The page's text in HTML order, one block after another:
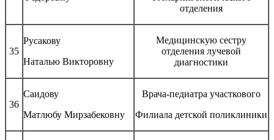
отделения
35
Русакову
Наталью Викторовну
Медицинскую сестру
отделения лучевой
диагностики
36
Саидову
Матлюбу Мирзабековну
Врача-педиатра участкового
Филиала детской поликлиники